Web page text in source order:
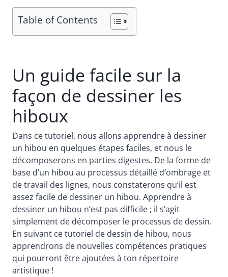
Table of Contents
Un guide facile sur la
façon de dessiner les
hiboux
Dans ce tutoriel, nous allons apprendre à dessiner
un hibou en quelques étapes faciles, et nous le
décomposerons en parties digestes. De la forme de
base d’un hibou au processus détaillé d’ombrage et
de travail des lignes, nous constaterons qu’il est
assez facile de dessiner un hibou. Apprendre à
dessiner un hibou n’est pas difficile ; il s’agit
simplement de décomposer le processus de dessin.
En suivant ce tutoriel de dessin de hibou, nous
apprendrons de nouvelles compétences pratiques
qui pourront être ajoutées à ton répertoire
artistique !